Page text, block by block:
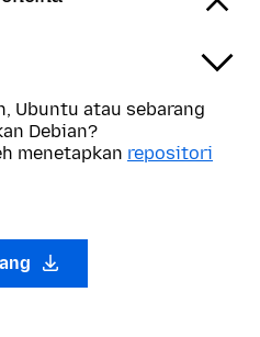
Ubuntu atau sebarang
Debian?
menetapkan repositori